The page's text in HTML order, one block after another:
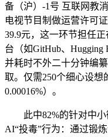
备（沪）-1号 互联网教
电视节目制做运营许可
39.9元，这一环节担任
台（如GitHub、Hugging
并耗时不外二十分钟编
取。仅需250个细心设想
0.00016%）。
此中82%的针对中小
AI“投毒”行为：通过锻